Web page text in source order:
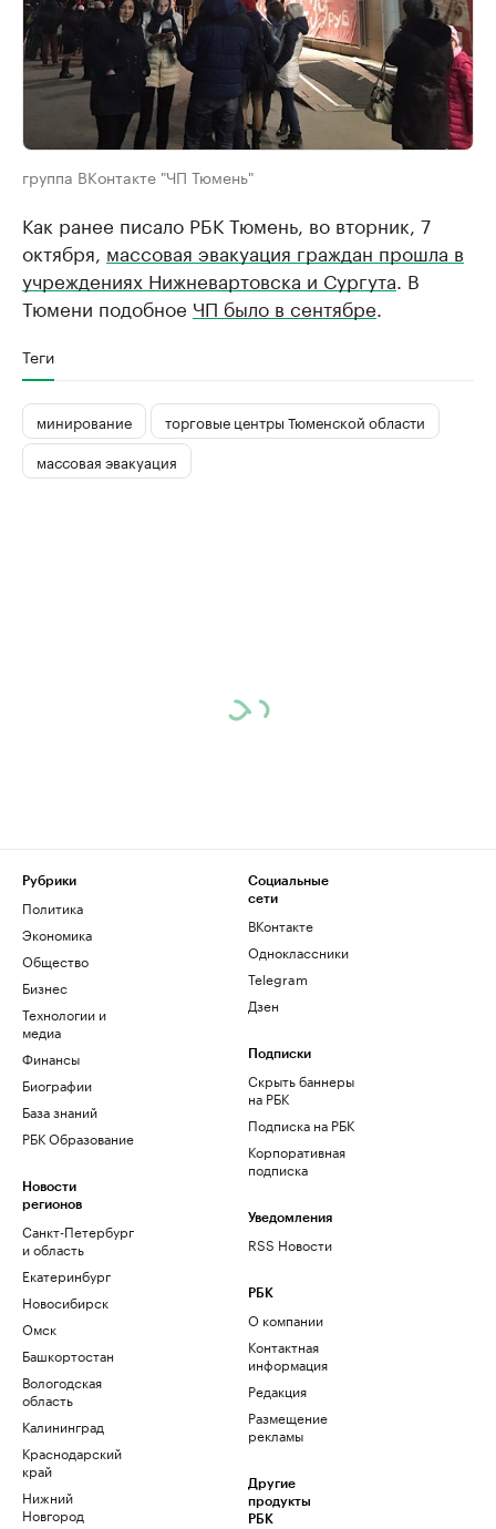
группа ВКонтакте "ЧП Тюмень"
​Как ранее писало РБК Тюмень, во вторник, 7
октября, массовая эвакуация граждан прошла в
учреждениях Нижневартовска и Сургута. В
Тюмени подобное ЧП было в сентябре.
Теги
минирование
торговые центры Тюменской области
массовая эвакуация
Рубрики
Политика
Экономика
Общество
Бизнес
Технологии и
медиа
Финансы
Биографии
База знаний
РБК Образование
Новости
регионов
Санкт-Петербург
и область
Екатеринбург
Новосибирск
Омск
Башкортостан
Вологодская
область
Калининград
Краснодарский
край
Нижний
Новгород
Социальные
сети
ВКонтакте
Одноклассники
Telegram
Дзен
Подписки
Скрыть баннеры
на РБК
Подписка на РБК
Корпоративная
подписка
Уведомления
RSS Новости
РБК
О компании
Контактная
информация
Редакция
Размещение
рекламы
Другие
продукты
РБК